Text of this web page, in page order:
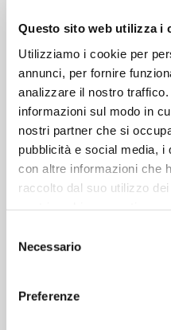
Questo sito web utilizza i
Utilizziamo i cookie per
annunci, per fornire
analizzare il nostro
informazioni sul modo in
nostri partner che si
pubblicità e social media, i
con altre informazioni che
raccolto dal suo utilizzo
delNecessario
Preferenze
Pezzi per cartone
Cartoni per pallet
Cartoni per strato